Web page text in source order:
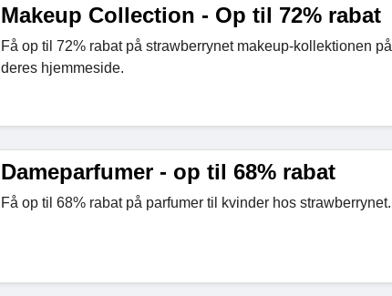
Makeup Collection - Op til 72% rabat
Få op til 72% rabat på strawberrynet makeup-kollektionen på
deres hjemmeside.
Dameparfumer - op til 68% rabat
Få op til 68% rabat på parfumer til kvinder hos strawberrynet.